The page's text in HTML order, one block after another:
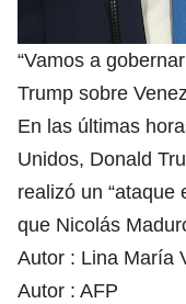
“Vamos a
Trump sobre
En las últimas
Unidos, Donald
realizó un “ataque
que Nicolás
Autor : Lina María
Autor : AFP